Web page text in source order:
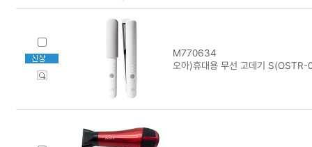
M770634
오아)휴대용 무선 고데기